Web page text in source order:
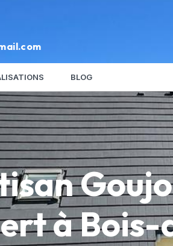
BLOG
à Bois-